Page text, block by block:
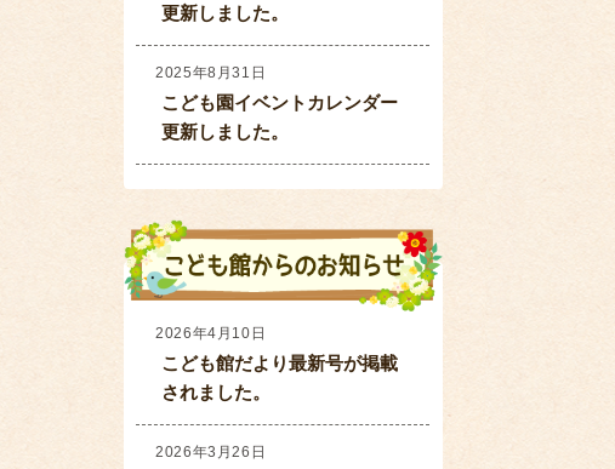
更新しました。
2025年8月31日
こども園イベントカレンダー
更新しました。
2026年4月10日
こども館だより最新号が掲載
されました。
2026年3月26日